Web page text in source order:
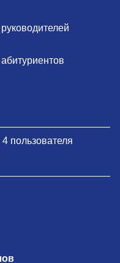
пользователя